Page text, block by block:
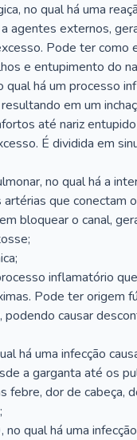
no qual há uma
agentes externos,
Pode ter como
e entupimento do
qual há um processo
em um
até nariz
É dividida em
no qual há a
artérias que conectam
bloquear o canal,
inflamatório
Pode ter origem
podendo causar
há uma infecção
a garganta até os
febre, dor de cabeça,
no qual há uma